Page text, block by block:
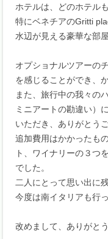
ホテルは、どのホテル
特にベネチアのGritti
水辺が見える豪華な部
オプショナルツアーの
を感じることができ、
また、旅行中の我々の
ミニアートの勘違い）
いただき、ありがとう
追加費用はかかったも
ト、ワイナリーの３つ
でした。
二人にとって思い出に
今度は南イタリアも行
改めまして、ありがと